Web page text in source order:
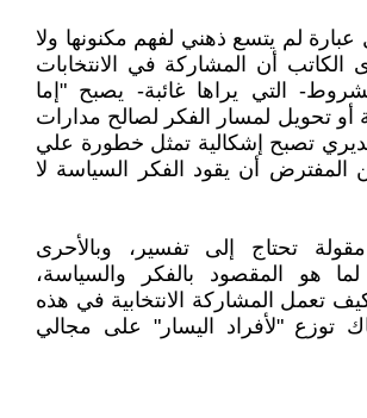
لم يتسع ذهني لفهم مكنونها ولا
الكاتب أن المشاركة في الانتخابات
التي يراها غائبة- يصبح "إما
تحويل لمسار الفكر لصالح مدارات
تصبح إشكالية تمثل خطورة علي
المفترض أن يقود الفكر السياسة لا
تحتاج إلى تفسير، وبالأحرى
هو المقصود بالفكر والسياسة،
تعمل المشاركة الانتخابية في هذه
توزع "لأفراد اليسار" على مجالي